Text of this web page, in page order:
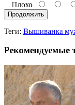
Плохо
Продолжить
Теги: Вышиванка
Рекомендуемые